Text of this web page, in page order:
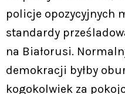
policje opozycyjnych
standardy
na Białorusi.
demokracji byłby
kogokolwiek za